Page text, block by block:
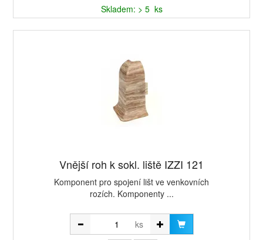
Skladem: > 5 ks
Vnější roh k sokl. liště IZZI 121
Komponent pro spojení lišt ve venkovních
rozích. Komponenty ...
ks